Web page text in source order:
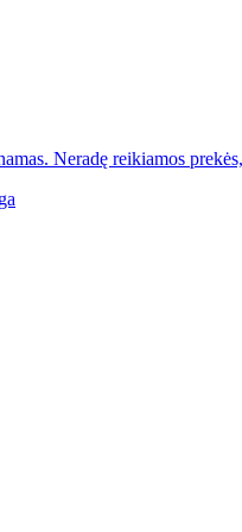
Neradę reikiamos